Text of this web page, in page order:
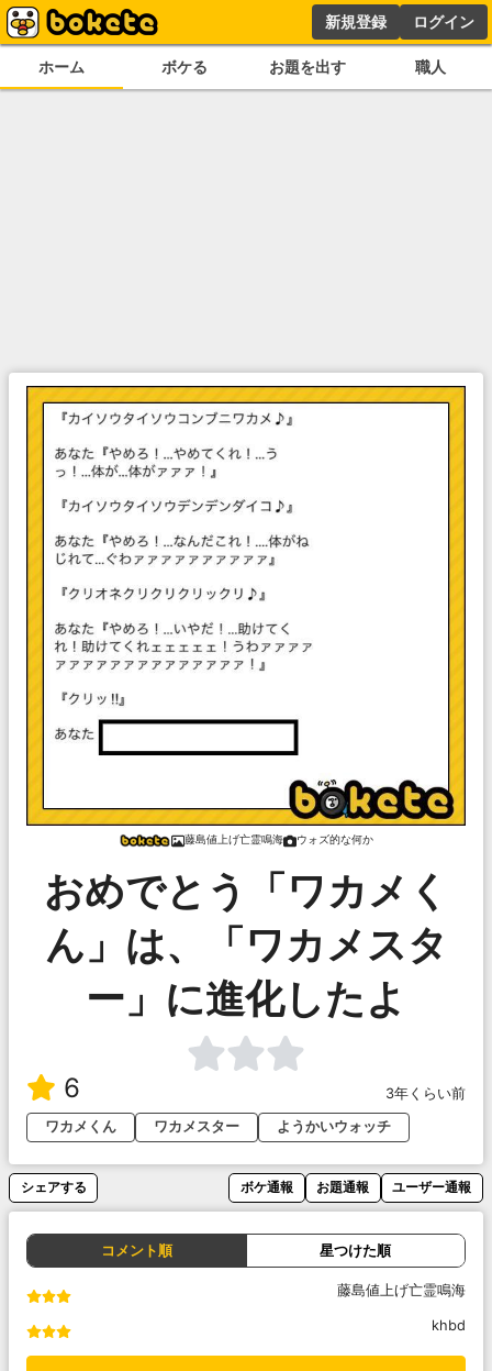
新規登録 ログイン
ホーム ボケる お題を出す 職人
藤島値上げ亡霊鳴海 ウォズ的な何か
おめでとう「ワカメく
ん」は、「ワカメスタ
ー」に進化したよ
6
3年くらい前
ワカメくん
ワカメスター ようかいウォッチ
シェアする ボケ通報 お題通報 ユーザー通報
コメント順 星つけた順
藤島値上げ亡霊鳴海
khbd